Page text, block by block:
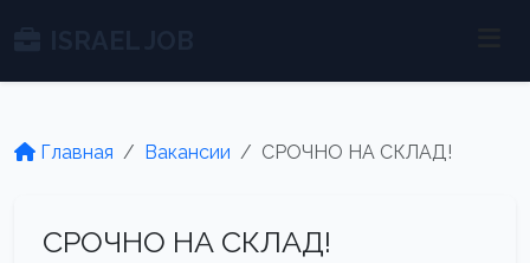
Главная Вакансии СРОЧНО НА СКЛАД!
СРОЧНО НА СКЛАД!